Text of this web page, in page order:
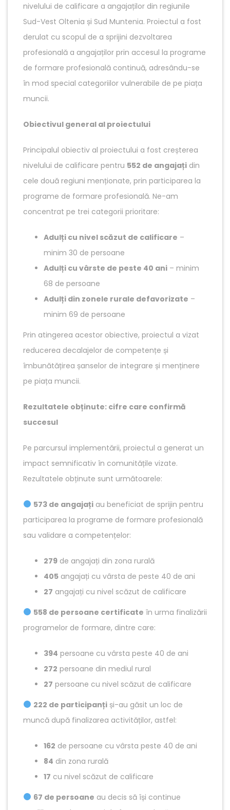
nivelului de calificare a angajaților din regiunile
Sud-Vest Oltenia și Sud Muntenia. Proiectul a fost
derulat cu scopul de a sprijini dezvoltarea
profesională a angajaților prin accesul la programe
de formare profesională continuă, adresându-se
în mod special categoriilor vulnerabile de pe piața
muncii.
Obiectivul general al proiectului
Principalul obiectiv al proiectului a fost creșterea
nivelului de calificare pentru 552 de angajați din
cele două regiuni menționate, prin participarea la
programe de formare profesională. Ne-am
concentrat pe trei categorii prioritare:
Adulți cu nivel scăzut de calificare –
minim 30 de persoane
Adulți cu vârste de peste 40 ani – minim
68 de persoane
Adulți din zonele rurale defavorizate –
minim 69 de persoane
Prin atingerea acestor obiective, proiectul a vizat
reducerea decalajelor de competențe și
îmbunătățirea șanselor de integrare și menținere
pe piața muncii.
Rezultatele obținute: cifre care confirmă
succesul
Pe parcursul implementării, proiectul a generat un
impact semnificativ în comunitățile vizate.
Rezultatele obținute sunt următoarele:
573 de angajațiau beneficiat de sprijin pentru
participarea la programe de formare profesională
sau validare a competențelor:
279 de angajați din zona rurală
405 angajați cu vârsta de peste 40 de ani
27 angajați cu nivel scăzut de calificare
558 de persoane certificate în urma finalizării
programelor de formare, dintre care:
394 persoane cu vârsta peste 40 de ani
272 persoane din mediul rural
27 persoane cu nivel scăzut de calificare
222 de participanțiși-au găsit un loc de
muncă după finalizarea activităților, astfel:
162 de persoane cu vârsta peste 40 de ani
84 din zona rurală
17 cu nivel scăzut de calificare
67 de persoane au decis să își continue